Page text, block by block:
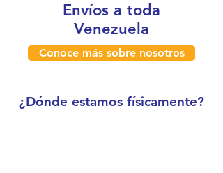
Envíos a toda
Venezuela
Conoce más sobre nosotros
¿Dónde estamos físicamente?